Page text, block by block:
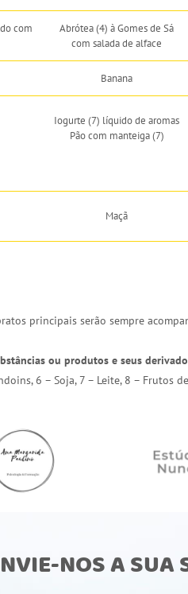
com
Abrótea (4) à Gomes de Sá
com salada de alface
Banana
Iogurte (7) líquido de aromas
Pão com manteiga (7)
Maçã
principais serão sempre
ou produtos e seus
6 – Soja, 7 – Leite, 8 –
NOS A SUA